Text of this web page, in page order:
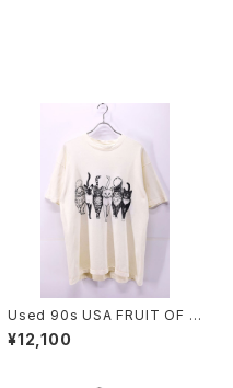
Used 90s USA FRUIT OF T
HE LOOM 6Cats Double Si
de Animal Graphic T-Shirt
¥12,100